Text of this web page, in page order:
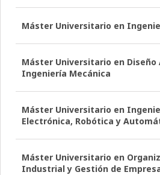
Máster Universitario en
Máster Universitario en Diseño
Ingeniería Mecánica
Máster Universitario en
Electrónica, Robótica y
Máster Universitario en
Industrial y Gestión de